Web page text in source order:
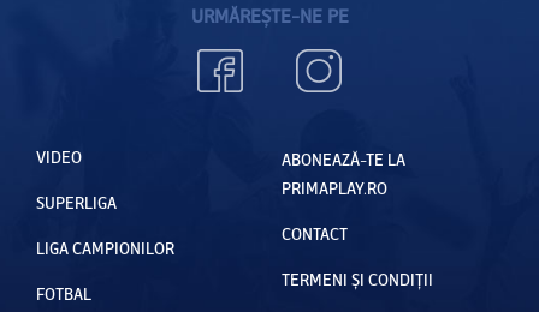
URMĂREȘTE-NE PE
VIDEO
SUPERLIGA
LIGA CAMPIONILOR
FOTBAL
ABONEAZĂ-TE LA
PRIMAPLAY.RO
CONTACT
TERMENI ȘI CONDIȚII